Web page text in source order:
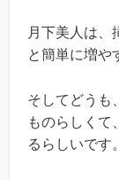
月下美人は、
と簡単に増や
そしてどうも
ものらしくて
るらしいです。